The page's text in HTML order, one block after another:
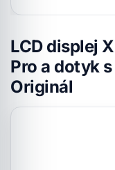
LCD displej
Pro a dotyk
Originál